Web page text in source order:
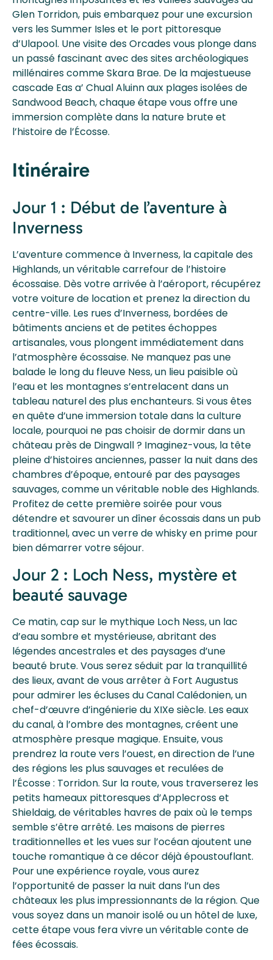
Glen Torridon, puis embarquez pour une excursion
vers les Summer Isles et le port pittoresque
d’Ulapool. Une visite des Orcades vous plonge dans
un passé fascinant avec des sites archéologiques
millénaires comme Skara Brae. De la majestueuse
cascade Eas a’ Chual Aluinn aux plages isolées de
Sandwood Beach, chaque étape vous offre une
immersion complète dans la nature brute et
l’histoire de l’Écosse.
Itinéraire
Jour 1 : Début de l’aventure à
Inverness
L’aventure commence à Inverness, la capitale des
Highlands, un véritable carrefour de l’histoire
écossaise. Dès votre arrivée à l’aéroport, récupérez
votre voiture de location et prenez la direction du
centre-ville. Les rues d’Inverness, bordées de
bâtiments anciens et de petites échoppes
artisanales, vous plongent immédiatement dans
l’atmosphère écossaise. Ne manquez pas une
balade le long du fleuve Ness, un lieu paisible où
l’eau et les montagnes s’entrelacent dans un
tableau naturel des plus enchanteurs. Si vous êtes
en quête d’une immersion totale dans la culture
locale, pourquoi ne pas choisir de dormir dans un
château près de Dingwall ? Imaginez-vous, la tête
pleine d’histoires anciennes, passer la nuit dans des
chambres d’époque, entouré par des paysages
sauvages, comme un véritable noble des Highlands.
Profitez de cette première soirée pour vous
détendre et savourer un dîner écossais dans un pub
traditionnel, avec un verre de whisky en prime pour
bien démarrer votre séjour.
Jour 2 : Loch Ness, mystère et
beauté sauvage
Ce matin, cap sur le mythique Loch Ness, un lac
d’eau sombre et mystérieuse, abritant des
légendes ancestrales et des paysages d’une
beauté brute. Vous serez séduit par la tranquillité
des lieux, avant de vous arrêter à Fort Augustus
pour admirer les écluses du Canal Calédonien, un
chef-d’œuvre d’ingénierie du XIXe siècle. Les eaux
du canal, à l’ombre des montagnes, créent une
atmosphère presque magique. Ensuite, vous
prendrez la route vers l’ouest, en direction de l’une
des régions les plus sauvages et reculées de
l’Écosse : Torridon. Sur la route, vous traverserez les
petits hameaux pittoresques d’Applecross et
Shieldaig, de véritables havres de paix où le temps
semble s’être arrêté. Les maisons de pierres
traditionnelles et les vues sur l’océan ajoutent une
touche romantique à ce décor déjà époustouflant.
Pour une expérience royale, vous aurez
l’opportunité de passer la nuit dans l’un des
châteaux les plus impressionnants de la région. Que
vous soyez dans un manoir isolé ou un hôtel de luxe,
cette étape vous fera vivre un véritable conte de
fées écossais.